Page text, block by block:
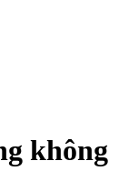
không